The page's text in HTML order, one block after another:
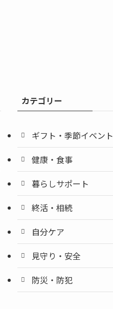
カテゴリー
ギフト・季節イベント
健康・食事
暮らしサポート
終活・相続
自分ケア
見守り・安全
防災・防犯